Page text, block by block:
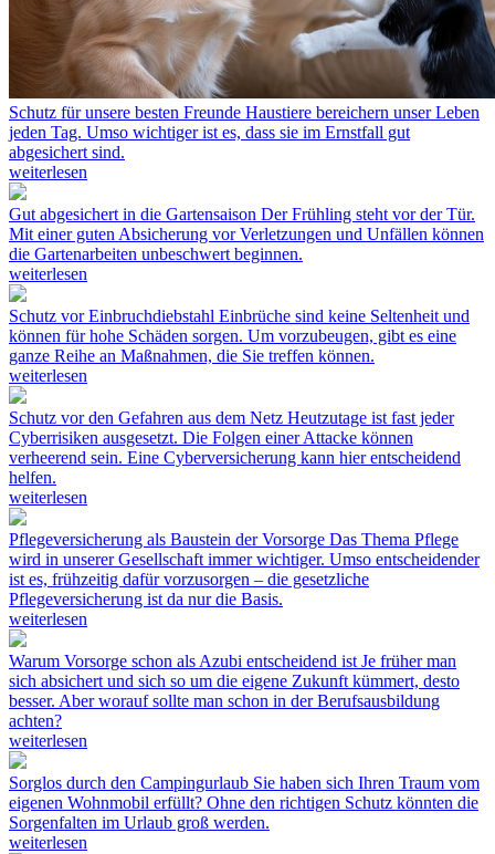
Schutz für unsere besten Freunde Haustiere bereichern unser Leben
jeden Tag. Umso wichtiger ist es, dass sie im Ernstfall gut
abgesichert sind.
weiterlesen
Gut abgesichert in die Gartensaison Der Frühling steht vor der Tür.
Mit einer guten Absicherung vor Verletzungen und Unfällen können
die Gartenarbeiten unbeschwert beginnen.
weiterlesen
Schutz vor Einbruchdiebstahl Einbrüche sind keine Seltenheit und
können für hohe Schäden sorgen. Um vorzubeugen, gibt es eine
ganze Reihe an Maßnahmen, die Sie treffen können.
weiterlesen
Schutz vor den Gefahren aus dem Netz Heutzutage ist fast jeder
Cyberrisiken ausgesetzt. Die Folgen einer Attacke können
verheerend sein. Eine Cyberversicherung kann hier entscheidend
helfen.
weiterlesen
Pflegeversicherung als Baustein der Vorsorge Das Thema Pflege
wird in unserer Gesellschaft immer wichtiger. Umso entscheidender
ist es, frühzeitig dafür vorzusorgen – die gesetzliche
Pflegeversicherung ist da nur die Basis.
weiterlesen
Warum Vorsorge schon als Azubi entscheidend ist Je früher man
sich absichert und sich so um die eigene Zukunft kümmert, desto
besser. Aber worauf sollte man schon in der Berufsausbildung
achten?
weiterlesen
Sorglos durch den Campingurlaub Sie haben sich Ihren Traum vom
eigenen Wohnmobil erfüllt? Ohne den richtigen Schutz könnten die
Sorgenfalten im Urlaub groß werden.
weiterlesen